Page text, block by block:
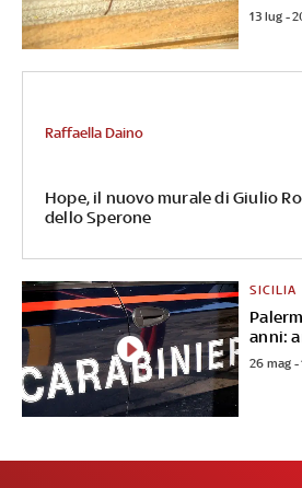
13 lug -
Hope, il nuovo murale di Giulio
dello Sperone
Raffaella Daino
anni:
SICILIA
26 mag -